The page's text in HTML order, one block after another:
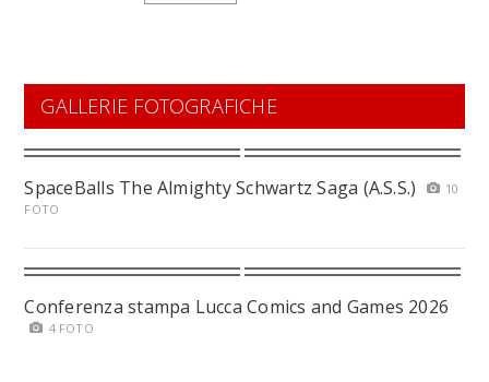
GALLERIE FOTOGRAFICHE
SpaceBalls The Almighty Schwartz Saga (A.S.S.)
10
FOTO
Conferenza stampa Lucca Comics and Games 2026
4 FOTO